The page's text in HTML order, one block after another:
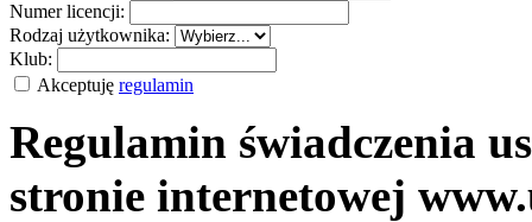
Numer licencji:
Rodzaj użytkownika:
Klub:
Akceptuję regulamin
Regulamin świadczenia
stronie internetowej